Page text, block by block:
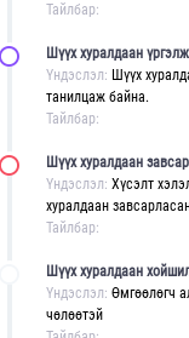
Тайлбар:
Шүүх хуралдаан
Үндэслэл: Шүүх
танилцаж байна.
Тайлбар:
Шүүх хуралдаан
Үндэслэл: Хүсэлт
хуралдаан
Тайлбар:
Шүүх хуралдаан
Үндэслэл: Өмгөөлөгч
чөлөөтэй